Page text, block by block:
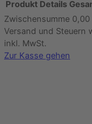
Produkte
im
Warenkorb
Produkt Details
Zwischensumme 0,00
Versand und Steuern
inkl. MwSt.
Zur Kasse gehen